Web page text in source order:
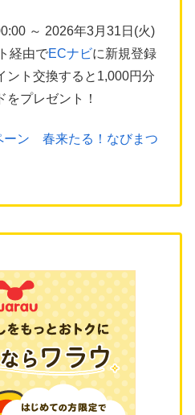
～ 2026年3月31日(火)
経由でECナビに新規登録
ント交換すると1,000円分
プレゼント！
ーン 春来たる！なびまつ